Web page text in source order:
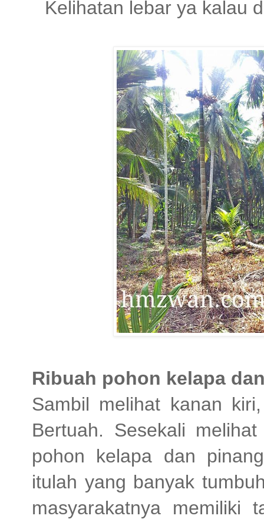
Kelihatan lebar ya kalau
Ribuah pohon kelapa
Sambil melihat kanan
Bertuah. Sesekali
pohon kelapa dan
itulah yang banyak
masyarakatnya memiliki